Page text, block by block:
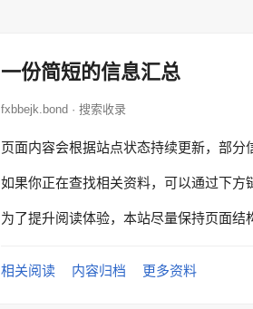
一份简短的信息汇总
fxbbejk.bond · 搜索收录
页面内容会根据站点状态持续更新，部分
如果你正在查找相关资料，可以通过下方
为了提升阅读体验，本站尽量保持页面结
相关阅读 内容归档 更多资料